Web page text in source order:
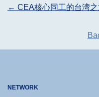
Post
← CEA核心同工的台湾之
NETWORK